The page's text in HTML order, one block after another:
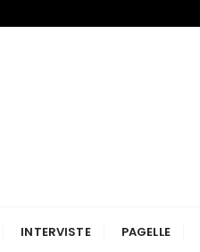
INTERVISTE PAGELLE